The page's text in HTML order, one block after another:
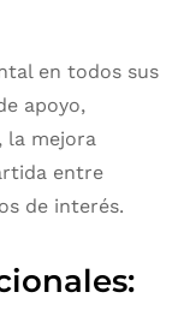
en todos sus
apoyo,
la mejora
entre
de interés.